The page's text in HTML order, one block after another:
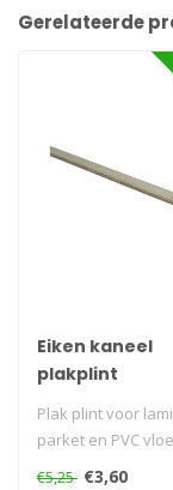
Gerelateerde
Eiken kaneel
plakplint
Plak plint voor
parket en PVC
€5,25 €3,60